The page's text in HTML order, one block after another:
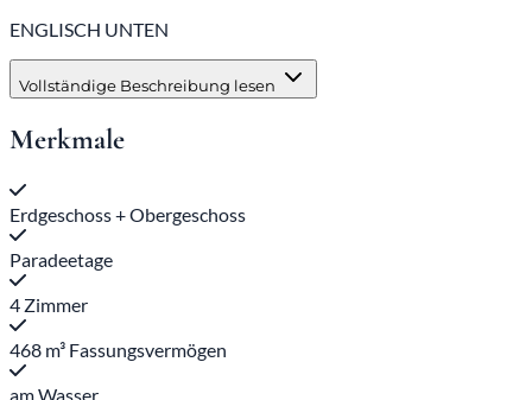
ENGLISCH UNTEN
Vollständige Beschreibung lesen
Merkmale
Erdgeschoss + Obergeschoss
Paradeetage
4 Zimmer
468 m³ Fassungsvermögen
am Wasser